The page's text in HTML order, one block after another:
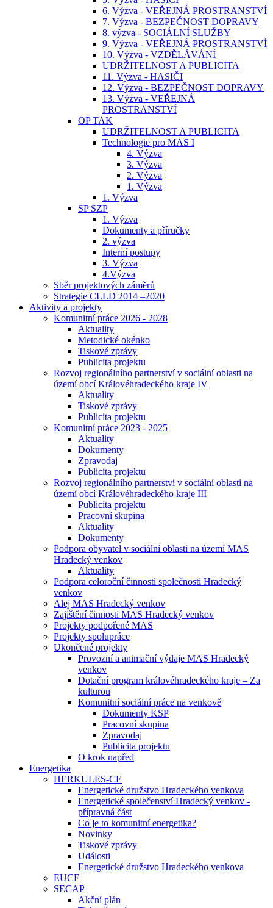
6. Výzva - VEŘEJNÁ PROSTRANSTVÍ
7. Výzva - BEZPEČNOST DOPRAVY
8. výzva - SOCIÁLNÍ SLUŽBY
9. Výzva - VEŘEJNÁ PROSTRANSTVÍ
10. Výzva - VZDĚLÁVÁNÍ
UDRŽITELNOST A PUBLICITA
11. Výzva - HASIČI
12. Výzva - BEZPEČNOST DOPRAVY
13. Výzva - VEŘEJNÁ
PROSTRANSTVÍ
OP TAK
UDRŽITELNOST A PUBLICITA
Technologie pro MAS I
4. Výzva
3. Výzva
2. Výzva
1. Výzva
1. Výzva
SP SZP
1. Výzva
Dokumenty a příručky
2. výzva
Interní postupy
3. Výzva
4.Výzva
Sběr projektových záměrů
Strategie CLLD 2014 –2020
Aktivity a projekty
Komunitní práce 2026 - 2028
Aktuality
Metodické okénko
Tiskové zprávy
Publicita projektu
Rozvoj regionálního partnerství v sociální oblasti na
území obcí Královéhradeckého kraje IV
Aktuality
Tiskové zprávy
Publicita projektu
Komunitní práce 2023 - 2025
Aktuality
Dokumenty
Zpravodaj
Publicita projektu
Rozvoj regionálního partnerství v sociální oblasti na
území obcí Královéhradeckého kraje III
Publicita projektu
Pracovní skupina
Aktuality
Dokumenty
Podpora obyvatel v sociální oblasti na území MAS
Hradecký venkov
Aktuality
Podpora celoroční činnosti společnosti Hradecký
venkov
Alej MAS Hradecký venkov
Zajištění činnosti MAS Hradecký venkov
Projekty podpořené MAS
Projekty spolupráce
Ukončené projekty
Provozní a animační výdaje MAS Hradecký
venkov
Dotační program královéhradeckého kraje – Za
kulturou
Komunitní sociální práce na venkově
Dokumenty KSP
Pracovní skupina
Zpravodaj
Publicita projektu
O krok napřed
Energetika
HERKULES-CE
Energetické družstvo Hradeckého venkova
Energetické společenství Hradecký venkov -
přípravná část
Co je to komunitní energetika?
Novinky
Tiskové zprávy
Události
Energetické družstvo Hradeckého venkova
EUCF
SECAP
Akční plán